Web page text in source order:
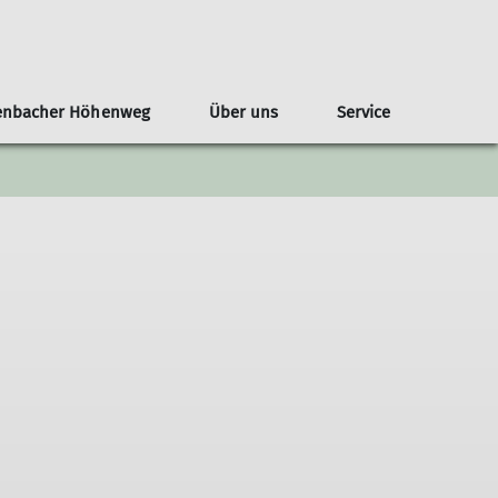
Familie Fitness
Höhenweg Über uns
Geschichte Kontakt
Service
Kontakt